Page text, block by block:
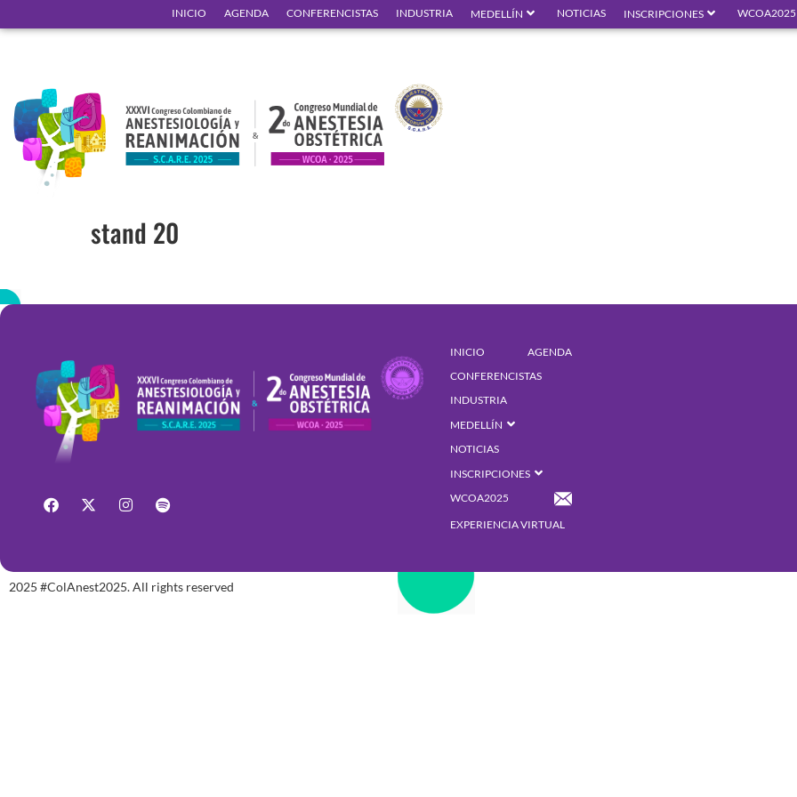
INICIO AGENDA CONFERENCISTAS INDUSTRIA MEDELLÍN NOTICIAS INSCRIPCIONES WCOA2025
stand 20
INICIO AGENDA
CONFERENCISTAS
INDUSTRIA
MEDELLÍN
NOTICIAS
INSCRIPCIONES
WCOA2025
EXPERIENCIA VIRTUAL
2025 #ColAnest2025. All rights reserved